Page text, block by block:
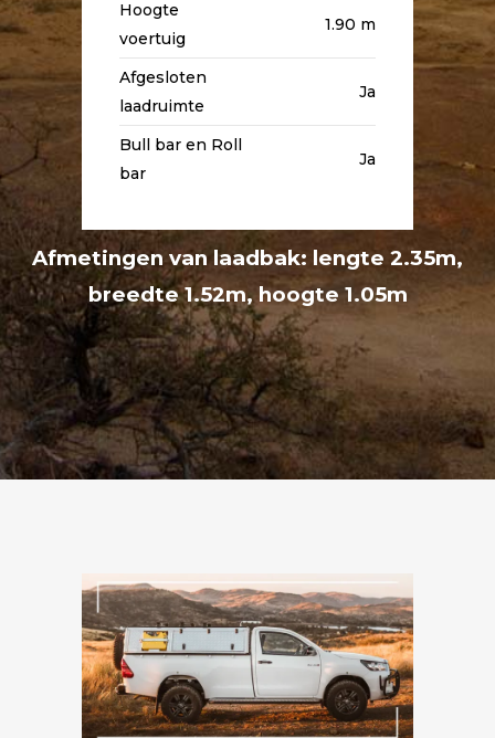
Hoogte
voertuig
1.90 m
Afgesloten
laadruimte
Ja
Bull bar en Roll
bar
Ja
Afmetingen van laadbak: lengte 2.35m,
breedte 1.52m, hoogte 1.05m